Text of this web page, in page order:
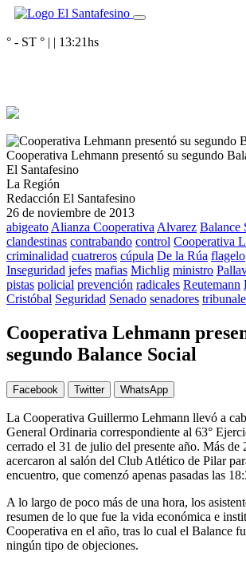
° - ST ° | | 13:21hs
Cooperativa Lehmann presentó su segundo
El Santafesino
La Región
Redacción El Santafesino
26 de noviembre de 2013
abigeato Alianza Cooperativa Alvarez Balance
clandestinas contrabando control Cooperativa
criminalidad cuatreros cúpula De la Rúa flagelo
Inseguridad jefes mafias Michlig ministro
pistas policial prevención radicales Reutemann
Cristóbal Seguridad Senado senadores
Cooperativa Lehmann
segundo Balance Social
Facebook Twitter WhatsApp
La Cooperativa Guillermo Lehmann llevó a
General Ordinaria correspondiente al 63°
cerrado el 31 de julio del presente año. Más de
acercaron al salón del Club Atlético de Pilar
encuentro, que comenzó apenas pasadas las
A lo largo de poco más de una hora, los
resumen de lo que fue la vida económica e
Cooperativa en el año, tras lo cual el Balance
ningún tipo de objeciones.